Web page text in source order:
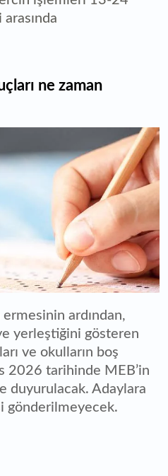
ne zaman
ardından,
yerleştiğini gösteren
ve okulların boş
2026 tarihinde MEB’in
duyurulacak. Adaylara
gönderilmeyecek.